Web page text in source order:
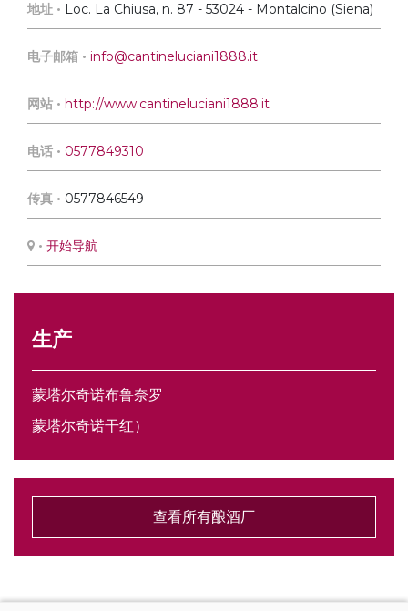
生产
蒙塔尔奇诺布鲁奈罗
蒙塔尔奇诺干红）
查看所有酿酒厂
地址 • Loc. La Chiusa, n. 87 - 53024 - Montalcino (Siena)
电子邮箱 • info@cantineluciani1888.it
网站 • http://www.cantineluciani1888.it
电话 • 0577849310
传真 • 0577846549
• 开始导航